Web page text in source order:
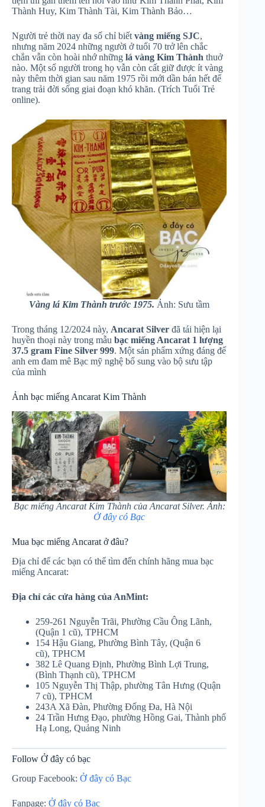
Thành Huy, Kim Thành Tài, Kim Thành Bảo…
Người trẻ thời nay đa số chỉ biết vàng miếng SJC,
nhưng năm 2024 những người ở tuổi 70 trở lên chắc
chắn vẫn còn hoài nhớ những lá vàng Kim Thành thuở
nào. Một số người trong họ vẫn còn cất giữ được ít vàng
này thêm thời gian sau năm 1975 rồi mới dần bán hết để
trang trải đời sống giai đoạn khó khăn. (Trích Tuổi Trẻ
online).
Vàng lá Kim Thành trước 1975. Ảnh: Sưu tầm
Trong tháng 12/2024 này, Ancarat Silver đã tái hiện lại
huyền thoại này trong mẫu bạc miếng Ancarat 1 lượng
37.5 gram Fine Silver 999. Một sản phẩm xứng đáng để
anh em đam mê Bạc mỹ nghệ bổ sung vào bộ sưu tập
của mình
Ảnh bạc miếng Ancarat Kim Thành
Bạc miếng Ancarat Kim Thành của Ancarat Silver. Ảnh:
Ở đây có Bạc
Mua bạc miếng Ancarat ở đâu?
Địa chỉ để các bạn có thể tìm đến chính hãng mua bạc
miếng Ancarat:
Địa chỉ các cửa hàng của AnMint:
259-261 Nguyễn Trãi, Phường Cầu Ông Lãnh,
(Quận 1 cũ), TPHCM
154 Hậu Gia​ng, Phường Bình Tây, (Quận 6
cũ), TPHCM
382 Lê Quang Định, Phường Bình Lợi Trung,
(Bình Thạnh cũ), TPHCM​
105 Nguyễn Thị Thập, phường Tân Hưng (Quận
7 cũ), TPHCM
243A Xã Đàn, Phường Đống Đa, Hà Nội
24 Trần Hưng Đạo, phường Hồng Gai, Thành phố
Hạ Long, Quảng Ninh
Follow Ở đây có bạc
Group Facebook: Ở đây có Bạc
Fanpage: Ở đây có Bạc